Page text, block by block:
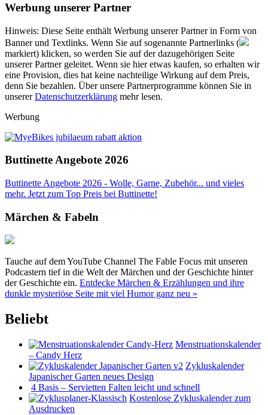
Werbung unserer Partner
Hinweis: Diese Seite enthält Werbung unserer Partner in Form von
Banner und Textlinks. Wenn Sie auf sogenannte Partnerlinks (
markiert) klicken, so werden Sie auf der dazugehörigen Seite
unserer Partner geleitet. Wenn sie hier etwas kaufen, so erhalten wir
eine Provision, dies hat keine nachteilige Wirkung auf dem Preis,
denn Sie bezahlen. Über unsere Partnerprogramme können Sie in
unsererDatenschutzerklärung mehr lesen.
Werbung
Buttinette Angebote 2026
Buttinette Angebote 2026 - Wolle, Garne, Zubehör... und vieles
mehr. Jetzt zum Top Preis bei Buttinette!
Märchen & Fabeln
Tauche auf dem YouTube Channel The Fable Focus mit unseren
Podcastern tief in die Welt der Märchen und der Geschichte hinter
der Geschichte ein. Entdecke Märchen & Erzählungen und ihre
dunkle mysteriöse Seite mit viel Humor ganz neu »
Beliebt
Menstruationskalender
– Candy Herz
Zykluskalender
Japanischer Garten neues Design
4 Basis – Servietten Falten leicht und schnell
Kostenlose Zykluskalender zum
Ausdrucken